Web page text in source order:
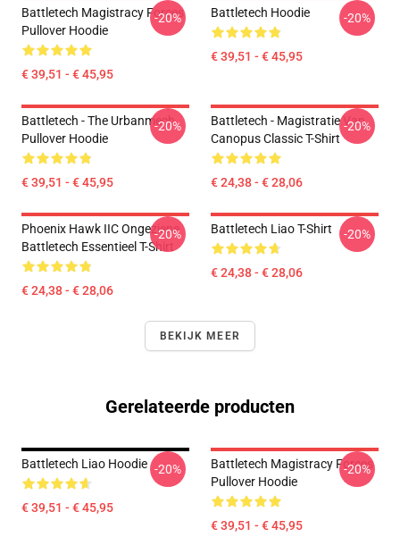
Battletech Magistracy Forces
Pullover Hoodie
€ 39,51 - € 45,95
-20% Battletech Hoodie
€ 39,51 - € 45,95
-20%
Battletech - The Urbanmech
Pullover Hoodie
€ 39,51 - € 45,95
-20%
Battletech - Magistratie Van
Canopus Classic T-Shirt
€ 24,38 - € 28,06
-20%
Phoenix Hawk IIC Ongeziene
Battletech Essentieel T-Shirt
€ 24,38 - € 28,06
-20% Battletech Liao T-Shirt
€ 24,38 - € 28,06
-20%
BEKIJK MEER
Gerelateerde producten
Battletech Liao Hoodie
€ 39,51 - € 45,95
-20%
Battletech Magistracy Forces
Pullover Hoodie
€ 39,51 - € 45,95
-20%